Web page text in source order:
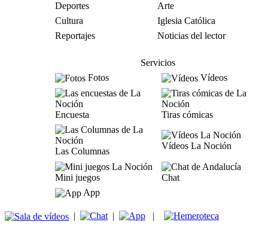
Deportes
Arte
Cultura
Iglesia Católica
Reportajes
Noticias del lector
Servicios
Fotos
Vídeos
Encuesta Tiras cómicas
Las Columnas
Vídeos La Noción
Mini juegos
Chat
App
| | |